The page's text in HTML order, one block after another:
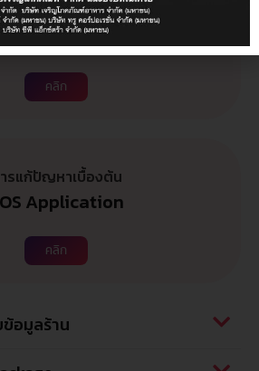
รแก้ปัญหาเบื้องต้น
และอุปกรณ์ต่อพ่วง
คลิก
รแก้ปัญหาเบื้องต้น
Application
คลิก
อมูลร้าน